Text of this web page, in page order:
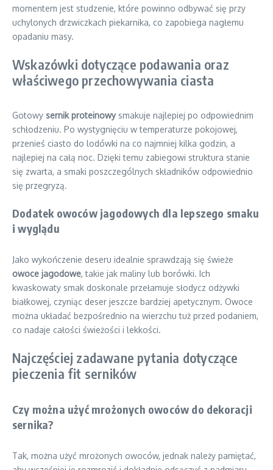
momentem jest studzenie, które powinno odbywać się przy
uchylonych drzwiczkach piekarnika, co zapobiega nagłemu
opadaniu masy.
Wskazówki dotyczące podawania oraz
właściwego przechowywania ciasta
Gotowy sernik proteinowysmakuje najlepiej po odpowiednim
schłodzeniu. Po wystygnięciu w temperaturze pokojowej,
przenieś ciasto do lodówki na co najmniej kilka godzin, a
najlepiej na całą noc. Dzięki temu zabiegowi struktura stanie
się zwarta, a smaki poszczególnych składników odpowiednio
się przegryzą.
Dodatek owoców jagodowych dla lepszego smaku
i wyglądu
Jako wykończenie deseru idealnie sprawdzają się świeże
owoce jagodowe, takie jak maliny lub borówki. Ich
kwaskowaty smak doskonale przełamuje słodycz odżywki
białkowej, czyniąc deser jeszcze bardziej apetycznym. Owoce
można układać bezpośrednio na wierzchu tuż przed podaniem,
co nadaje całości świeżości i lekkości.
Najczęściej zadawane pytania dotyczące
pieczenia fit serników
Czy można użyć mrożonych owoców do dekoracji
sernika?
Tak, można użyć mrożonych owoców, jednak należy pamiętać,